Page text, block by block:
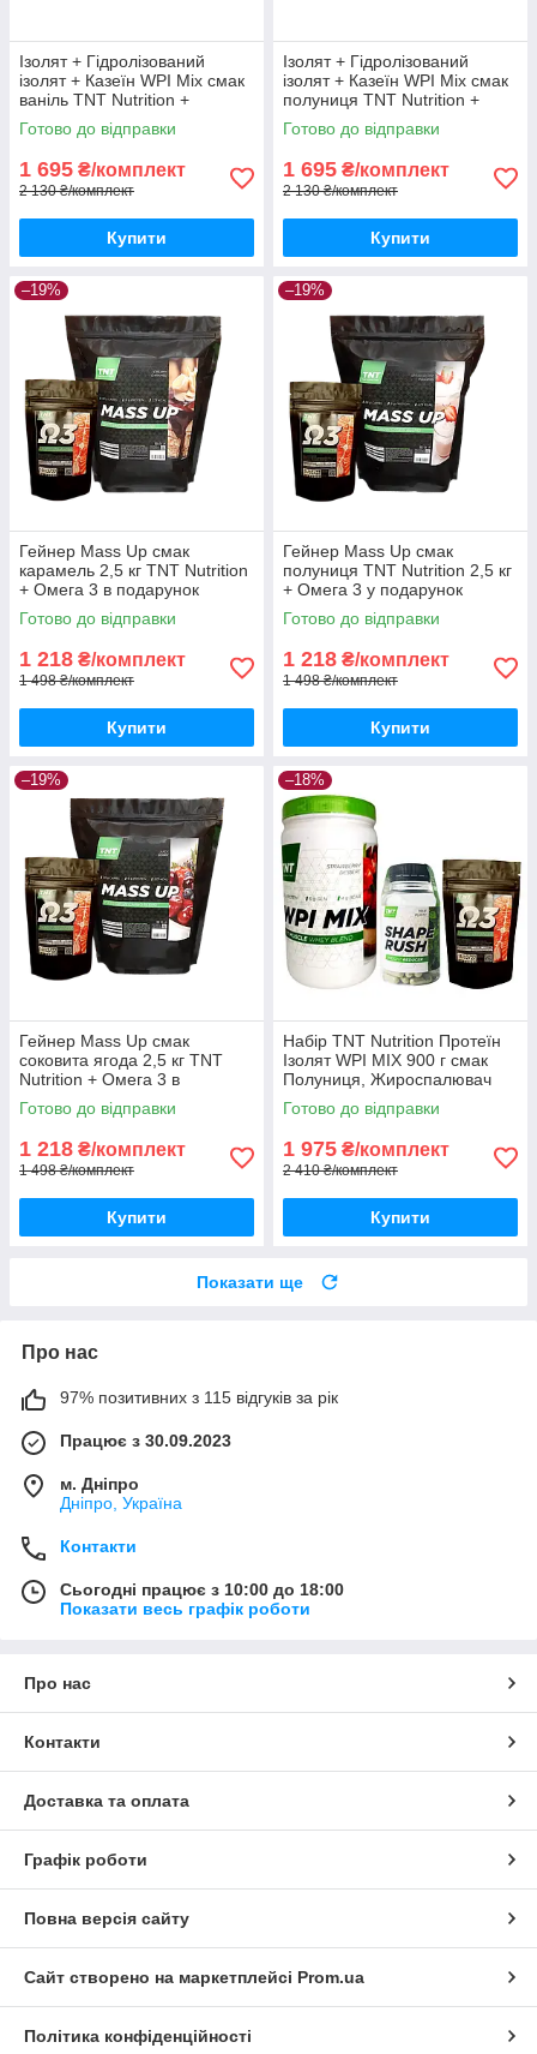
Ізолят + Гідролізований
ізолят + Казеїн WPI Mix смак
ваніль TNT Nutrition +
Жироспалювач Shape Rush
Готово до відправки
1 695 ₴/комплект
2 130 ₴/комплект
Купити
Ізолят + Гідролізований
ізолят + Казеїн WPI Mix смак
полуниця TNT Nutrition +
Shape Rush
Готово до відправки
1 695 ₴/комплект
2 130 ₴/комплект
Купити
–19%
Гейнер Mass Up смак
карамель 2,5 кг TNT Nutrition
+ Омега 3 в подарунок
Готово до відправки
1 218 ₴/комплект
1 498 ₴/комплект
Купити
–19%
Гейнер Mass Up смак
полуниця TNT Nutrition 2,5 кг
+ Омега 3 у подарунок
Готово до відправки
1 218 ₴/комплект
1 498 ₴/комплект
Купити
–19%
Гейнер Mass Up смак
соковита ягода 2,5 кг TNT
Nutrition + Омега 3 в
подарунок
Готово до відправки
1 218 ₴/комплект
1 498 ₴/комплект
Купити
–18%
Набір TNT Nutrition Протеїн
Ізолят WPI MIX 900 г смак
Полуниця, Жироспалювач
Shape Rush, Риб'ячий Жир
Omega-3Корисний
протеїновий
Готово до відправки
1 975 ₴/комплект
2 410 ₴/комплект
Купити
Показати ще
Про нас
97% позитивних з 115 відгуків за рік
Працює з 30.09.2023
м. Дніпро
Дніпро, Україна
Контакти
Сьогодні працює з 10:00 до 18:00
Показати весь графік роботи
Про нас
Контакти
Доставка та оплата
Графік роботи
Повна версія сайту
Сайт створено на маркетплейсі Prom.ua
Політика конфіденційності